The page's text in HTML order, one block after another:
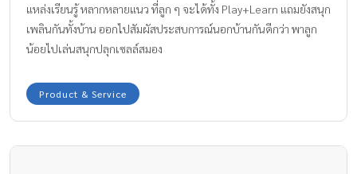
แหล่งเรียนรู้ หลากหลายแนว ที่ลูก ๆ จะได้ทั้ง Play+Learn แถมยังสนุก
เพลินกันทั้งบ้าน ออกไปสัมผัสประสบการณ์นอกบ้านกันดีกว่า พาลูก
น้อยไปเล่นสนุกปลุกเซลล์สมอง
Product & Service